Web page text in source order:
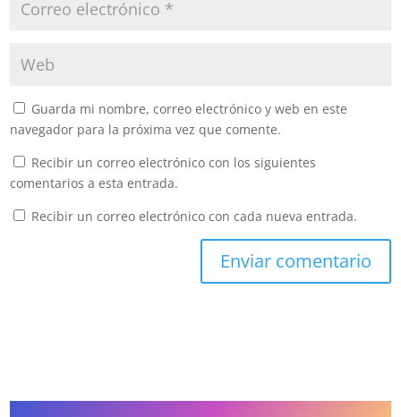
Guarda mi nombre, correo electrónico y web en este
navegador para la próxima vez que comente.
Recibir un correo electrónico con los siguientes
comentarios a esta entrada.
Recibir un correo electrónico con cada nueva entrada.